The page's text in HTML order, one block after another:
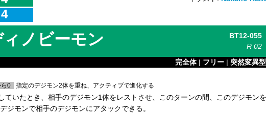
4
ィノビーモン
BT12-055
R 02
完全体| フリー| 突然変異型
ら0 指定のデジモン2体を重ね、アクティブで進化する
ていたとき、相手のデジモン1体をレストさせ、このターンの間、このデジモンを
ジモンで相手のデジモンにアタックできる。